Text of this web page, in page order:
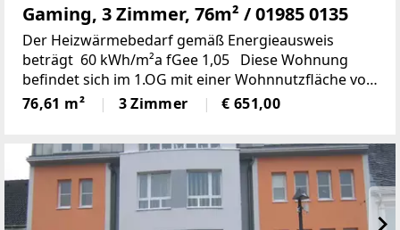
Gaming, 3 Zimmer, 76m² / 01985 0135
Der Heizwärmebedarf gemäß Energieausweis
beträgt 60 kWh/m²a fGee 1,05 Diese Wohnung
befindet sich im 1.OG mit einer Wohnnutzfläche von
rd. 77m²; Küche, Wohn-, Schlaf- und Kinderzimmer,
Bad, WC, Abstell- und Vorraum
76,61 m² 3 Zimmer € 651,00